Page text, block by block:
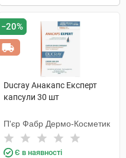
−20%
Ducray Анакапс Експерт
капсули 30 шт
П'єр Фабр Дермо-Косметик
Є в наявності